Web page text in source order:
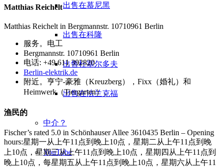
出售在慕尼黑
出售在科隆
出售杜塞尔多夫
出售在法兰克福
中介？
YouTube
Matthias Reichelt
Matthias Reichelt in Bergmannstr. 10710961 Berlin
服务。电工
Bergmannstr. 10710961 Berlin
电话: +49 611 392820
Berlin-elektrik.de
附近。亨宁-豪雅（Kreuzberg），Fixx（婚礼）和
Heimwerk（Tiergarten）。
渔民的
Fischer’s rated 5.0 in Schönhauser Allee 3610435 Berlin – Opening
hours:星期一从上午11点到晚上10点，星期二从上午11点到晚
上10点，星期三从上午11点到晚上10点，星期四从上午11点到
晚上10点，每星期五从上午11点到晚上10点，星期六从上午11